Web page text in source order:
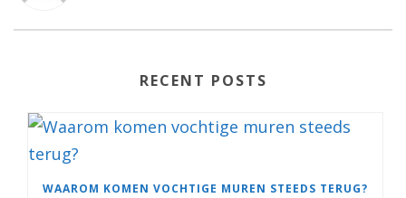
RECENT POSTS
WAAROM KOMEN VOCHTIGE MUREN STEEDS TERUG?